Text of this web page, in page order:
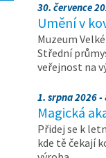
30. července
Umění v
Muzeum
Střední
veřejnost na
1. srpna 2026 -
Magická
Přidej se k
kde tě čekají